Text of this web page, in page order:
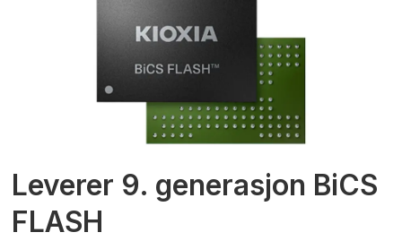
Leverer 9. generasjon BiCS
FLASH